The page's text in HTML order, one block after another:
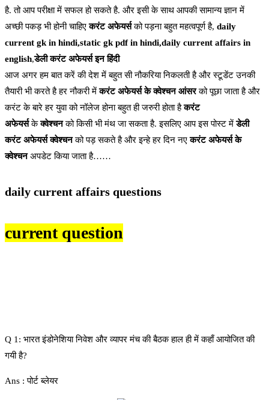
है. तो आप परीक्षा में सफल हो सकते है. और इसी के साथ आपकी सामान्य ज्ञान में
अच्छी पकड़ भी होनी चाहिएकरंट अफेयर्सको पड़ना बहुत महत्वपूर्ण है, daily
current gk in hindi,static gk pdf in hindi,daily current affairs in
english,डेली करंट अफेयर्स इन हिंदी
आज अगर हम बात करें की देश में बहुत सी नौकरिया निकलती है और स्टूडेंट उनकी
तैयारी भी करते है हर नौकरी मेंकरंट अफेयर्स के क्वेश्चन आंसरको पूछा जाता है और
करंट के बारे हर युवा को नॉलेज होना बहुत ही जरुरी होता हैकरंट
अफेयर्सकेक्वेश्चनको किसी भी मंथ जा सकता है. इसलिए आप इस पोस्ट मेंडेली
करंट अफेयर्स क्वेश्चनको पड़ सकते है और इन्हे हर दिन नएकरंट अफेयर्स के
क्वेश्चनअपडेट किया जाता है……
daily current affairs questions
current question
Q 1: भारत इंडोनेशिया निवेश और व्यापर मंच की बैठक हाल ही में कहाँ आयोजित की
गयी है?
Ans : पोर्ट ब्लेयर